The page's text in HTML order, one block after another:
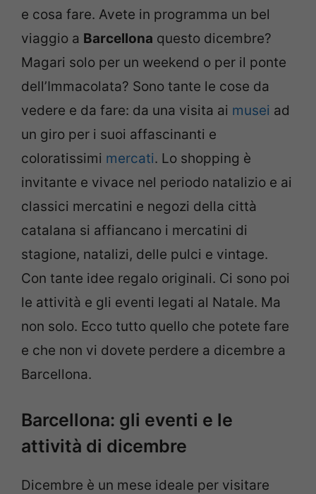
e cosa fare. Avete in programma un bel
viaggio a Barcellona questo dicembre?
Magari solo per un weekend o per il ponte
dell’Immacolata? Sono tante le cose da
vedere e da fare: da una visita ai musei ad
un giro per i suoi affascinanti e
coloratissimi mercati. Lo shopping è
invitante e vivace nel periodo natalizio e ai
classici mercatini e negozi della città
catalana si affiancano i mercatini di
stagione, natalizi, delle pulci e vintage.
Con tante idee regalo originali. Ci sono poi
le attività e gli eventi legati al Natale. Ma
non solo. Ecco tutto quello che potete fare
e che non vi dovete perdere a dicembre a
Barcellona.
Barcellona: gli eventi e le
attività di dicembre
Dicembre è un mese ideale per visitare